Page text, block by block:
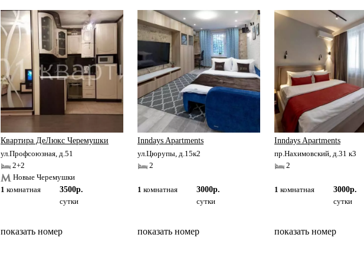
Квартира ДеЛюкс Черемушки
ул.Профсоюзная, д.51
2+2
Новые Черемушки
1 комнатная
3500р.
сутки
показать номер
Inndays Apartments
ул.Цюрупы, д.15к2
2
1 комнатная
3000р.
сутки
показать номер
Inndays Apartments
пр.Нахимовский, д.31 к3
2
1 комнатная
3000р.
сутки
показать номер